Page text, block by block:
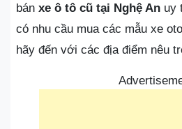
bán xe ô tô cũ tại Nghệ An uy
có nhu cầu mua các mẫu xe
hãy đến với các địa điểm nêu